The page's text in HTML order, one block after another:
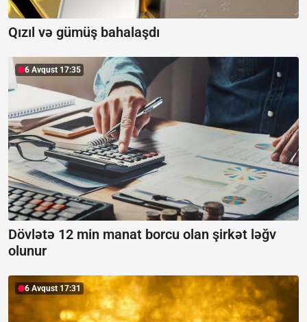
Qızıl və gümüş bahalaşdı
6 Avqust 17:35
Dövlətə 12 min manat borcu olan şirkət ləğv
olunur
6 Avqust 17:31